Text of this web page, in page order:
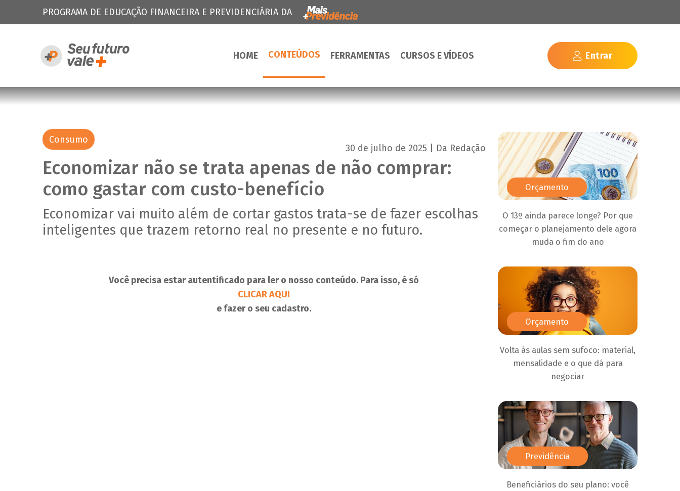
PROGRAMA DE EDUCAÇÃO FINANCEIRA E PREVIDENCIÁRIA DA
HOME CONTEÚDOS FERRAMENTAS CURSOS E VÍDEOS Entrar
Consumo
30 de julho de 2025 | Da Redação
Economizar não se trata apenas de não comprar:
como gastar com custo-benefício
Economizar vai muito além de cortar gastos trata-se de fazer escolhas
inteligentes que trazem retorno real no presente e no futuro.
Você precisa estar autentificado para ler o nosso conteúdo. Para isso, é só
CLICAR AQUI
e fazer o seu cadastro.
Orçamento
O 13º ainda parece longe? Por que
começar o planejamento dele agora
muda o fim do ano
Orçamento
Volta às aulas sem sufoco: material,
mensalidade e o que dá para
negociar
Previdência
Beneficiários do seu plano: você